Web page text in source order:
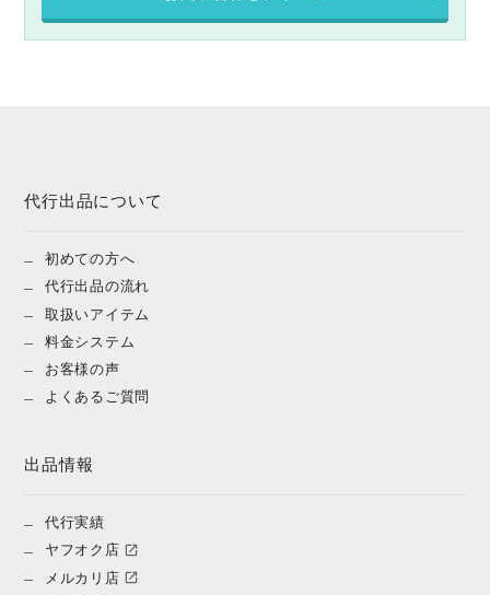
代行出品について
初めての方へ
代行出品の流れ
取扱いアイテム
料金システム
お客様の声
よくあるご質問
出品情報
代行実績
ヤフオク店
メルカリ店